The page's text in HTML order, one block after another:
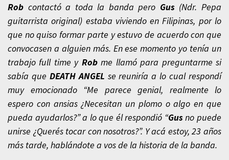
Rob contactó a toda la banda pero Gus(Ndr. Pepa
guitarrista original) estaba viviendo en Filipinas, por lo
que no quiso formar parte y estuvo de acuerdo con que
convocasen a alguien más. En ese momento yo tenía un
trabajo full time y Robme llamó para preguntarme si
sabía que DEATH ANGEL se reuniría a lo cual respondí
muy emocionado “Me parece genial, realmente lo
espero con ansias ¿Necesitan un plomo o algo en que
pueda ayudarlos?” a lo que él respondió “Gusno puede
unirse ¿Querés tocar con nosotros?”. Y acá estoy, 23 años
más tarde, hablándote a vos de la historia de la banda.